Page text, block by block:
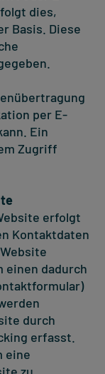
dies,
Basis. Diese
per E-
Ein
Zugriff
erfolgt
Kontaktdaten
einen dadurch
durch
erfasst.
eine